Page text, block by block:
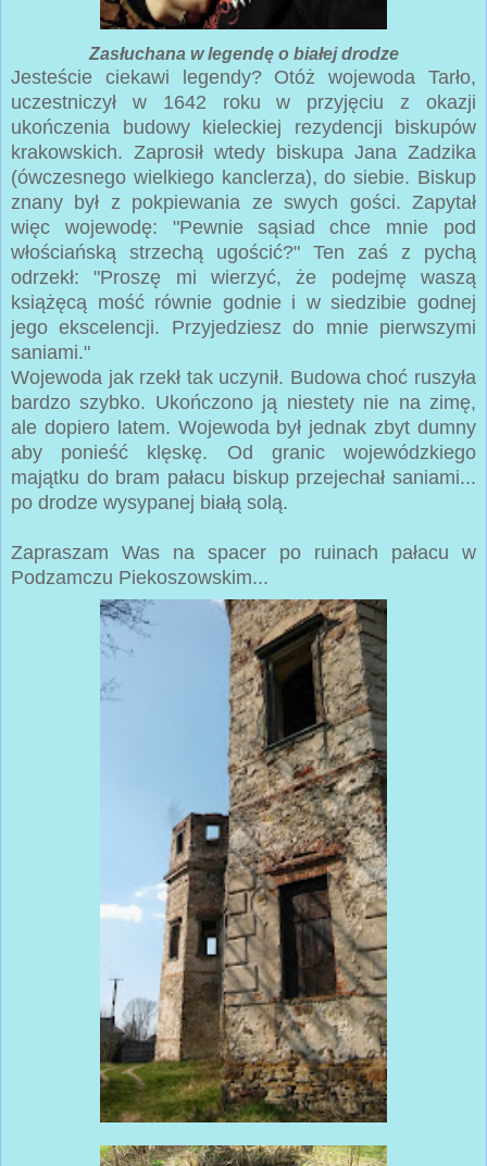
Zasłuchana w legendę o białej drodze
Jesteście ciekawi legendy? Otóż wojewoda Tarło,
uczestniczył w 1642 roku w przyjęciu z okazji
ukończenia budowy kieleckiej rezydencji biskupów
krakowskich. Zaprosił wtedy biskupa Jana Zadzika
(ówczesnego wielkiego kanclerza), do siebie. Biskup
znany był z pokpiewania ze swych gości. Zapytał
więc wojewodę: "Pewnie sąsiad chce mnie pod
włościańską strzechą ugościć?" Ten zaś z pychą
odrzekł: "Proszę mi wierzyć, że podejmę waszą
książęcą mość równie godnie i w siedzibie godnej
jego ekscelencji. Przyjedziesz do mnie pierwszymi
saniami."
Wojewoda jak rzekł tak uczynił. Budowa choć ruszyła
bardzo szybko. Ukończono ją niestety nie na zimę,
ale dopiero latem. Wojewoda był jednak zbyt dumny
aby ponieść klęskę. Od granic wojewódzkiego
majątku do bram pałacu biskup przejechał saniami...
po drodze wysypanej białą solą.
Zapraszam Was na spacer po ruinach pałacu w
Podzamczu Piekoszowskim...